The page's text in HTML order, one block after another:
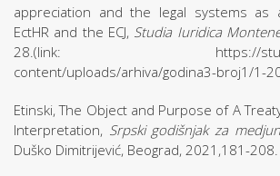
appreciation and the legal systems as
EctHR and the ECJ, Studia Iuridica
28.(link: https://
content/uploads/arhiva/godina3-broj1/1-
Etinski, The Object and Purpose of A
Interpretation, Srpski godišnjak za
Duško Dimitrijević, Beograd, 2021,181-208.